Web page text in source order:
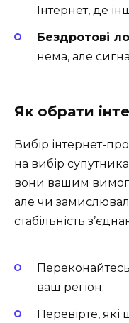
Інтернет, де
Бездротові
нема, але
Як обрати
Вибір інтернет-
на вибір
вони вашим
але чи
стабільність
ваш регіон.
Перевірте, які